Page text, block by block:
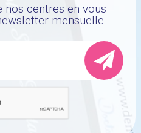
nos centres en vous
mensuelle